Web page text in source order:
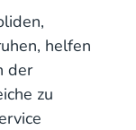
helfen
der
zu